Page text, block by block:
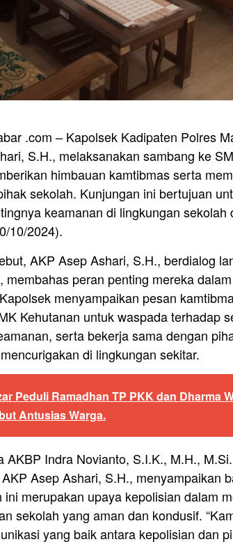
.com – Kapolsek Kadipaten Polres
S.H., melaksanakan sambang ke
himbauan kamtibmas serta
sekolah. Kunjungan ini bertujuan
keamanan di lingkungan sekolah
10/2024).
AKP Asep Ashari, S.H., berdialog
membahas peran penting mereka
menyampaikan pesan
Kehutanan untuk waspada terhadap
serta bekerja sama dengan
di lingkungan sekitar.
Peduli Ramadhan TP PKK dan Dharma
Antusias Warga.
AKBP Indra Novianto, S.I.K., M.H.,
Asep Ashari, S.H., menyampaikan
merupakan upaya kepolisian dalam
sekolah yang aman dan kondusif.
yang baik antara kepolisian dan